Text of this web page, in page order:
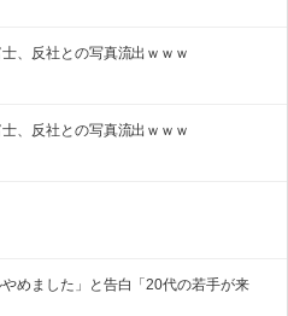
、反社との写真流出ｗｗｗ
、反社との写真流出ｗｗｗ
めました」と告白「20代の若手が来